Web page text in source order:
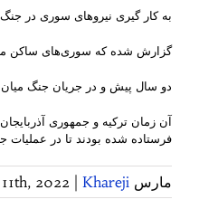
به کار گیری نیروهای سوری در
گزارش شده که سوری‌های ساکن
دو سال پیش و در جریان جنگ
فرستاده شده بودند تا در
مارس 11th, 2022 Khareji